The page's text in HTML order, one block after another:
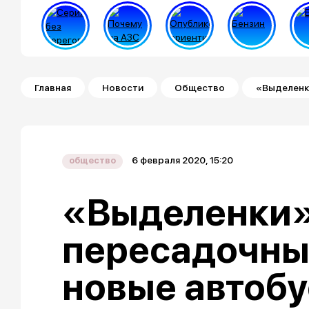
Строка навигации
Главная Новости Общество
общество 6 февраля 2020, 15:20
новые